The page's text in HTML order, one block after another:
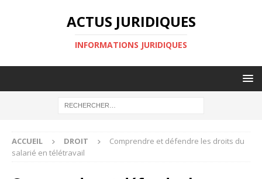
ACTUS JURIDIQUES
INFORMATIONS JURIDIQUES
ACCUEIL DROIT
Comprendre et défendre les droits du
salarié en télétravail